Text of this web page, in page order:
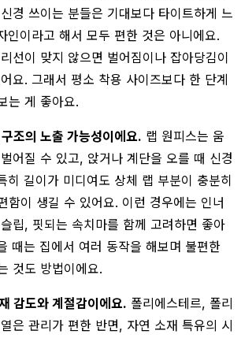
경 쓰이는 분들은 기대보다 타이트하게 느
인이라고 해서 모두 편한 것은 아니에요.
선이 맞지 않으면 벌어짐이나 잡아당김이
요. 그래서 평소 착용 사이즈보다 한 단계
는 게 좋아요.
조의 노출 가능성이에요. 랩 원피스는 움
어질 수 있고, 앉거나 계단을 오를 때 신경
히 길이가 미디여도 상체 랩 부분이 충분히
함이 생길 수 있어요. 이런 경우에는 인너
립, 핏되는 속치마를 함께 고려하면 좋아
때는 집에서 여러 동작을 해보며 불편한
것도 방법이에요.
감도와 계절감이에요. 폴리에스테르, 폴리
은 관리가 편한 반면, 자연 소재 특유의 시